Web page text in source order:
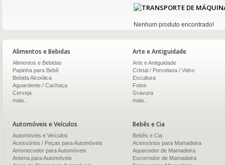
Nenhum produto encontrado!
Alimentos e Bebidas
Alimentos e Bebidas
Papinha para Bebê
Bebida Alcoólica
Aguardente / Cachaça
Cerveja
mais..
Arte e Antiguidade
Arte e Antiguidade
Cristal / Porcelana / Vidro
Escultura
Fotos
Gravura
mais..
Automóveis e Veículos
Automóveis e Veículos
Acessórios / Peças para Automóveis
Amortecedor para Automóveis
Antena para Automóveis
Bebês e Cia
Bebês e Cia
Acessórios para Mamadeira
Aquecedor de Mamadeira
Escorredor de Mamadeira